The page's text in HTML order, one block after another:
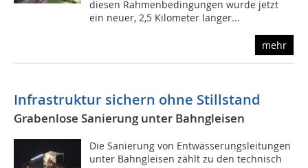
diesen Rahmenbedingungen wurde jetzt
ein neuer, 2,5 Kilometer langer...
mehr
Infrastruktur sichern ohne Stillstand
Grabenlose Sanierung unter Bahngleisen
Die Sanierung von Entwässerungsleitungen
unter Bahngleisen zählt zu den technisch